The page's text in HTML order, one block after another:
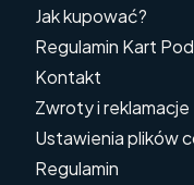
Jak kupować?
Regulamin Kart
Kontakt
Zwroty i reklamacje
Ustawienia plików
Regulamin